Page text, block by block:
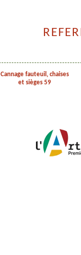
Cannage fauteuil, chaises
et sièges 59